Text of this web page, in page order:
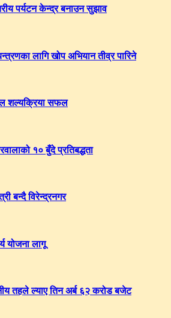
पर्यटन केन्द्र बनाउन सुझाव
लागि खोप अभियान तीव्र पारिने
शल्यक्रिया सफल
१० बुँदे प्रतिबद्धता
बन्दै विरेन्द्रनगर
योजना लागू
तहले ल्याए तिन अर्ब ६२ करोड बजेट